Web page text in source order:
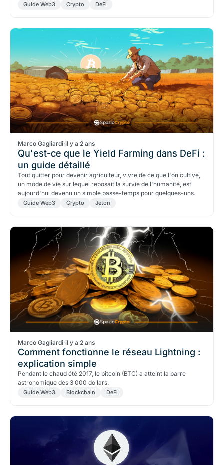
Guide Web3 Crypto DeFi
Marco Gagliardi·il y a 2 ans
Qu'est-ce que le Yield Farming dans DeFi :
un guide détaillé
Tout quitter pour devenir agriculteur, vivre de ce que l'on cultive,
un mode de vie sur lequel reposait la survie de l'humanité, est
aujourd'hui devenu un simple passe-temps pour quelques-uns.
Guide Web3 Crypto Jeton
Marco Gagliardi·il y a 2 ans
Comment fonctionne le réseau Lightning :
explication simple
Pendant le chaud été 2017, le bitcoin (BTC) a atteint la barre
astronomique des 3 000 dollars.
Guide Web3 Blockchain DeFi